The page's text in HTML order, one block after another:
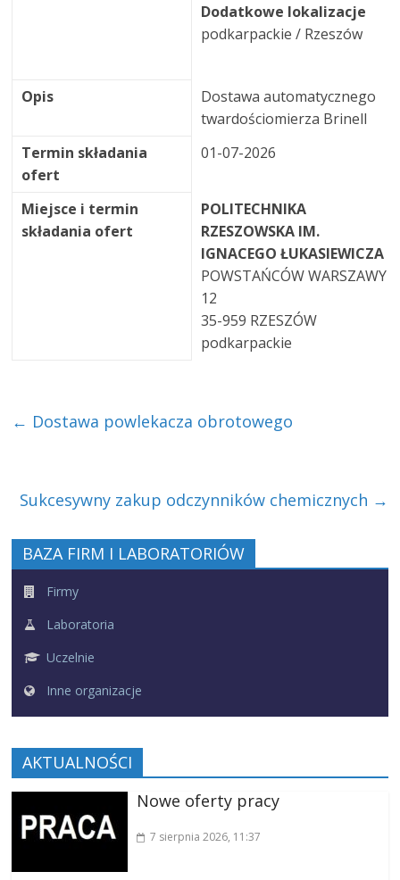
Dodatkowe lokalizacje
podkarpackie / Rzeszów
Opis
Dostawa automatycznego
twardościomierza Brinell
Termin składania
ofert
01-07-2026
Miejsce i termin
składania ofert
POLITECHNIKA
RZESZOWSKA IM.
IGNACEGO ŁUKASIEWICZA
POWSTAŃCÓW WARSZAWY
12
35-959 RZESZÓW
podkarpackie
← Dostawa powlekacza obrotowego
Sukcesywny zakup odczynników chemicznych →
BAZA FIRM I LABORATORIÓW
Firmy
Laboratoria
Uczelnie
Inne organizacje
AKTUALNOŚCI
Nowe oferty pracy
7 sierpnia 2026, 11:37